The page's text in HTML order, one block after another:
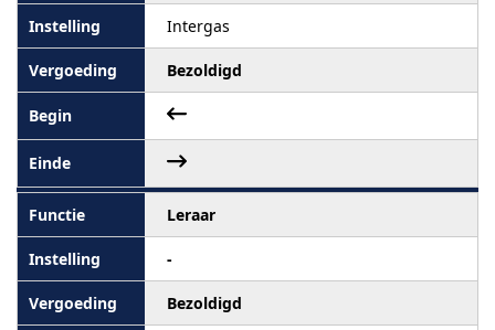
Intergas
Bezoldigd
Leraar
-
Bezoldigd